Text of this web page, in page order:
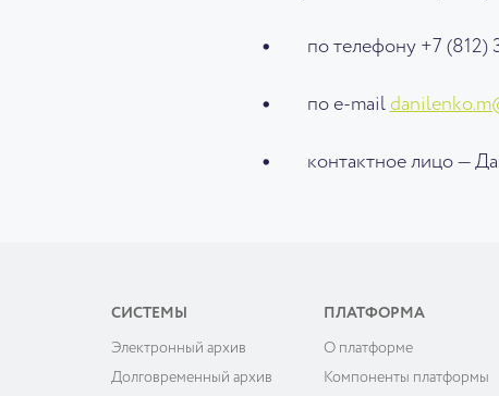
по телефону +7 (812)
по e-mail
контактное лицо —
СИСТЕМЫ
Электронный архив
Долговременный архив
ПЛАТФОРМА
О платформе
Компоненты платформы